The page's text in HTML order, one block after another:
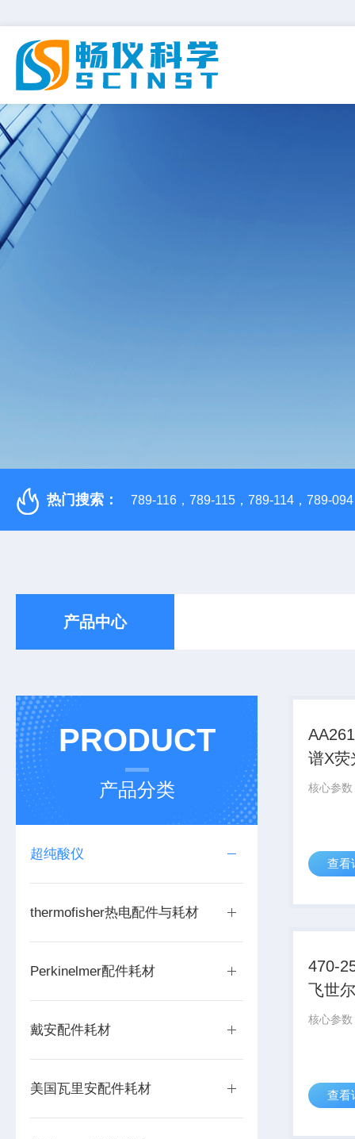
热门搜索： 789-116，789-115，789-114，789-
产品中心
PRODUCT
产品分类
超纯酸仪
thermofisher热电配件与耗材
Perkinelmer配件耗材
戴安配件耗材
美国瓦里安配件耗材
谱X荧
材
查看
470-
飞世
查看